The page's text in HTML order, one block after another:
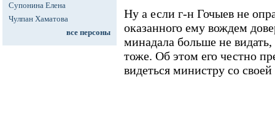
Супонина Елена
Чулпан Хаматова
все персоны
Ну а если г-н Гочыев не
оказанного ему вождем
минадала больше не
тоже. Об этом его честно
видеться министру со